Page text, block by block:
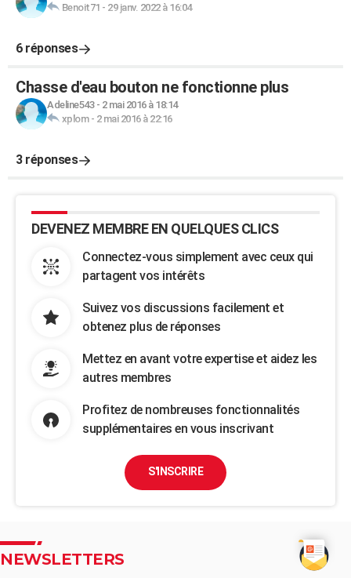
Benoit71 - 29 janv. 2022 à 16:04
6 réponses
Chasse d'eau bouton ne fonctionne plus
Adeline543- 2 mai 2016 à 18:14
xplom- 2 mai 2016 à 22:16
3 réponses
DEVENEZ MEMBRE EN QUELQUES CLICS
Connectez-vous simplement avec ceux qui
partagent vos intérêts
Suivez vos discussions facilement et
obtenez plus de réponses
Mettez en avant votre expertise et aidez les
autres membres
Profitez de nombreuses fonctionnalités
supplémentaires en vous inscrivant
S'INSCRIRE
NEWSLETTERS